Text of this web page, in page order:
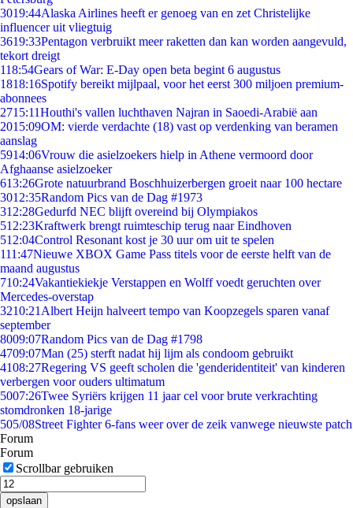
3019:44Alaska Airlines heeft er genoeg van en zet Christelijke
influencer uit vliegtuig
3619:33Pentagon verbruikt meer raketten dan kan worden aangevuld,
tekort dreigt
118:54Gears of War: E-Day open beta begint 6 augustus
1818:16Spotify bereikt mijlpaal, voor het eerst 300 miljoen premium-
abonnees
2715:11Houthi's vallen luchthaven Najran in Saoedi-Arabië aan
2015:09OM: vierde verdachte (18) vast op verdenking van beramen
aanslag
5914:06Vrouw die asielzoekers hielp in Athene vermoord door
Afghaanse asielzoeker
613:26Grote natuurbrand Boschhuizerbergen groeit naar 100 hectare
3012:35Random Pics van de Dag #1973
312:28Gedurfd NEC blijft overeind bij Olympiakos
512:23Kraftwerk brengt ruimteschip terug naar Eindhoven
512:04Control Resonant kost je 30 uur om uit te spelen
111:47Nieuwe XBOX Game Pass titels voor de eerste helft van de
maand augustus
710:24Vakantiekiekje Verstappen en Wolff voedt geruchten over
Mercedes-overstap
3210:21 Albert Heijn halveert tempo van Koopzegels sparen vanaf
september
8009:07Random Pics van de Dag #1798
4709:07Man (25) sterft nadat hij lijm als condoom gebruikt
4108:27Regering VS geeft scholen die 'genderidentiteit' van kinderen
verbergen voor ouders ultimatum
5007:26Twee Syriërs krijgen 11 jaar cel voor brute verkrachting
stomdronken 18-jarige
505/08Street Fighter 6-fans weer over de zeik vanwege nieuwste patch
Forum
Forum
Scrollbar gebruiken
opslaan